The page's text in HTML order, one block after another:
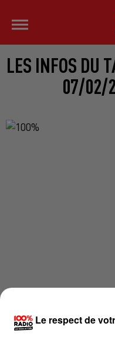
LES INFOS DU
07/02/
Le respect de